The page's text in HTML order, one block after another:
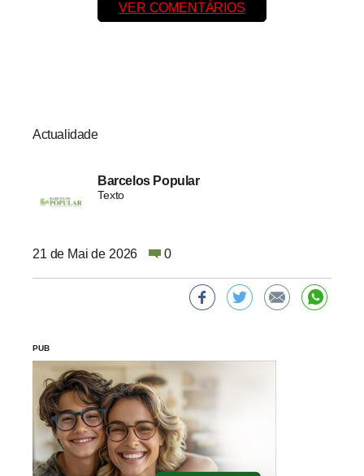
VER COMENTÁRIOS
Actualidade
Barcelos Popular
Texto
21 de Mai de 2026 0
PUB